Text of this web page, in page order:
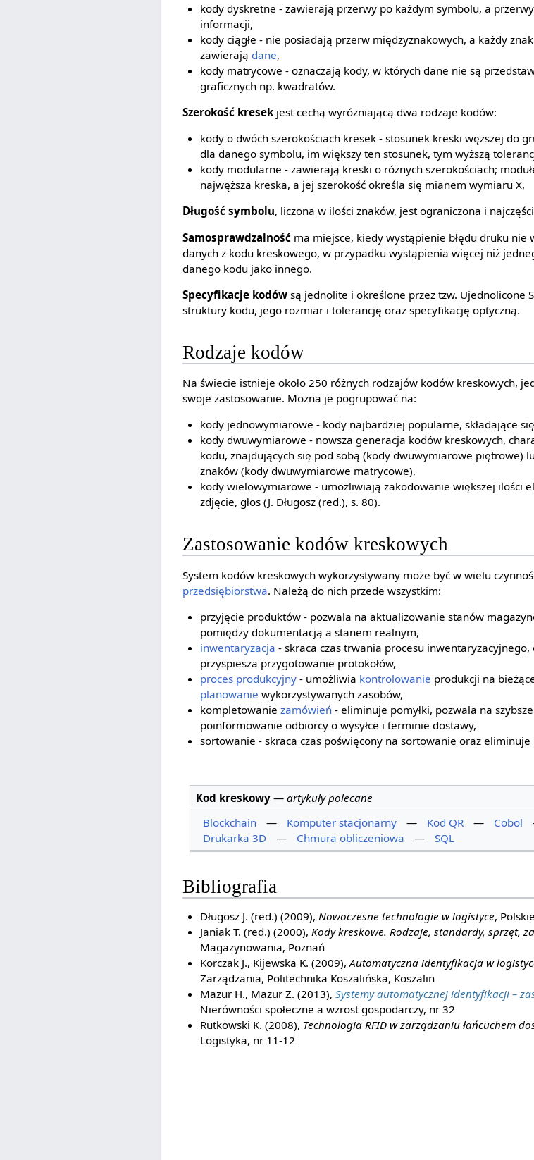
kody dyskretne - zawierają przerwy po każdym symbolu, a
informacji,
kody ciągłe - nie posiadają przerw międzyznakowych, a każdy
zawierają dane,
kody matrycowe - oznaczają kody, w których dane nie są
graficznych np. kwadratów.
Szerokość kresek jest cechą wyróżniającą dwa rodzaje kodów:
kody o dwóch szerokościach kresek - stosunek kreski węższej do
dla danego symbolu, im większy ten stosunek, tym wyższą
kody modularne - zawierają kreski o różnych szerokościach;
najwęższa kreska, a jej szerokość określa się mianem wymiaru X,
Długość symbolu, liczona w ilości znaków, jest ograniczona i
Samosprawdzalność ma miejsce, kiedy wystąpienie błędu druku nie
danych z kodu kreskowego, w przypadku wystąpienia więcej niż
danego kodu jako innego.
Specyfikacje kodów są jednolite i określone przez tzw. Ujednolicone
struktury kodu, jego rozmiar i tolerancję oraz specyfikację optyczną.
Rodzaje kodów
Na świecie istnieje około 250 różnych rodzajów kodów kreskowych,
swoje zastosowanie. Można je pogrupować na:
kody jednowymiarowe - kody najbardziej popularne, składające
kody dwuwymiarowe - nowsza generacja kodów kreskowych,
kodu, znajdujących się pod sobą (kody dwuwymiarowe piętrowe)
znaków (kody dwuwymiarowe matrycowe),
kody wielowymiarowe - umożliwiają zakodowanie większej ilości
zdjęcie, głos (J. Długosz (red.), s. 80).
Zastosowanie kodów kreskowych
System kodów kreskowych wykorzystywany może być w wielu
przedsiębiorstwa. Należą do nich przede wszystkim:
przyjęcie produktów - pozwala na aktualizowanie stanów
pomiędzy dokumentacją a stanem realnym,
inwentaryzacja - skraca czas trwania procesu
przyspiesza przygotowanie protokołów,
proces produkcyjny- umożliwia kontrolowanie produkcji na
planowanie wykorzystywanych zasobów,
kompletowanie zamówień- eliminuje pomyłki, pozwala na
poinformowanie odbiorcy o wysyłce i terminie dostawy,
sortowanie - skraca czas poświęcony na sortowanie oraz eliminuje
Kod kreskowy— artykuły polecane
Blockchain
— Komputer stacjonarny — Kod QR — Cobol
Drukarka 3D
— Chmura obliczeniowa — SQL
Bibliografia
Długosz J. (red.) (2009), Nowoczesne technologie w logistyce,
Janiak T. (red.) (2000), Kody kreskowe. Rodzaje, standardy, sprzęt,
Magazynowania, Poznań
Korczak J., Kijewska K. (2009),Automatyczna identyfikacja w
Zarządzania, Politechnika Koszalińska, Koszalin
Mazur H., Mazur Z. (2013), Systemy automatycznej identyfikacji –
Nierówności społeczne a wzrost gospodarczy, nr 32
Rutkowski K. (2008), Technologia RFID w zarządzaniu łańcuchem
Logistyka, nr 11-12